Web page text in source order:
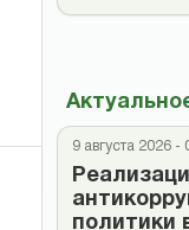
9 августа 2026 -
политики